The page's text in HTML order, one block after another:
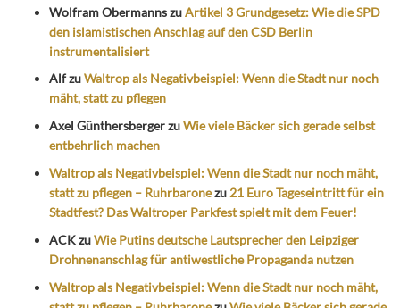
Wolfram ObermannszuArtikel 3 Grundgesetz: Wie die SPD
den islamistischen Anschlag auf den CSD Berlin
instrumentalisiert
AlfzuWaltrop als Negativbeispiel: Wenn die Stadt nur noch
mäht, statt zu pflegen
Axel GünthersbergerzuWie viele Bäcker sich gerade selbst
entbehrlich machen
Waltrop als Negativbeispiel: Wenn die Stadt nur noch mäht,
statt zu pflegen – Ruhrbaronezu 21 Euro Tageseintritt für ein
Stadtfest? Das Waltroper Parkfest spielt mit dem Feuer!
ACKzuWie Putins deutsche Lautsprecher den Leipziger
Drohnenanschlag für antiwestliche Propaganda nutzen
Waltrop als Negativbeispiel: Wenn die Stadt nur noch mäht,